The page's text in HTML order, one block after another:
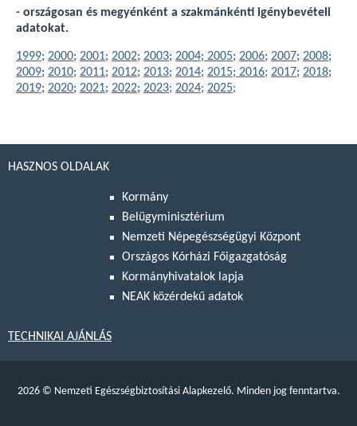
- országosan és megyénként a szakmánkénti igénybevételi
adatokat.
1999; 2000; 2001; 2002; 2003; 2004; 2005; 2006; 2007; 2008;
2009; 2010; 2011; 2012; 2013; 2014; 2015; 2016; 2017; 2018;
2019; 2020; 2021; 2022; 2023; 2024; 2025;
HASZNOS OLDALAK
Kormány
Belügyminisztérium
Nemzeti Népegészségügyi Központ
Országos Kórházi Főigazgatóság
Kormányhivatalok lapja
NEAK közérdekű adatok
TECHNIKAI AJÁNLÁS
2026 © Nemzeti Egészségbiztosítási Alapkezelő. Minden jog fenntartva.